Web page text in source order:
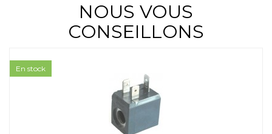
NOUS VOUS
CONSEILLONS
En stock